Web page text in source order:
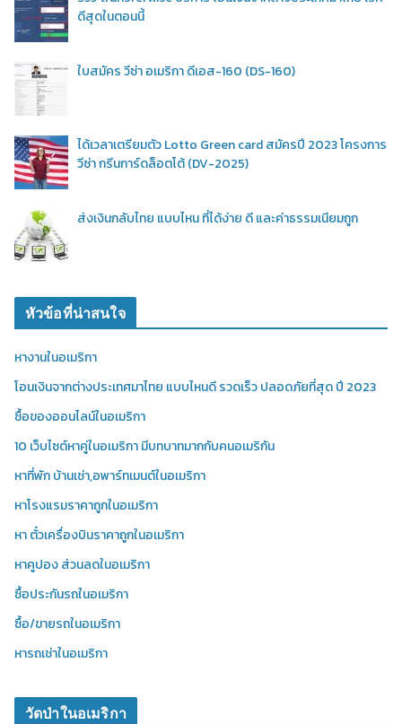
ดีสุดในตอนนี้
ใบสมัคร วีซ่า อเมริกา ดีเอส-160 (DS-160)
ได้เวลาเตรียมตัว Lotto Green card สมัครปี 2023 โครงการ
วีซ่า กรีนการ์ดล็อตโต้ (DV-2025)
ส่งเงินกลับไทย แบบไหน ที่ได้ง่าย ดี และค่าธรรมเนียมถูก
หัวข้อที่น่าสนใจ
หางานในอเมริกา
โอนเงินจากต่างประเทศมาไทย แบบไหนดี รวดเร็ว ปลอดภัยที่สุด ปี 2023
ซื้อของออนไลน์ในอเมริกา
10 เว็บไซต์หาคู่ในอเมริกา มีบทบาทมากกับคนอเมริกัน
หาที่พัก บ้านเช่า,อพาร์ทเมนต์ในอเมริกา
หาโรงแรมราคาถูกในอเมริกา
หา ตั๋วเครื่องบินราคาถูกในอเมริกา
หาคูปอง ส่วนลดในอเมริกา
ซื้อประกันรถในอเมริกา
ซื้อ/ขายรถในอเมริกา
หารถเช่าในอเมริกา
วัดป่าในอเมริกา